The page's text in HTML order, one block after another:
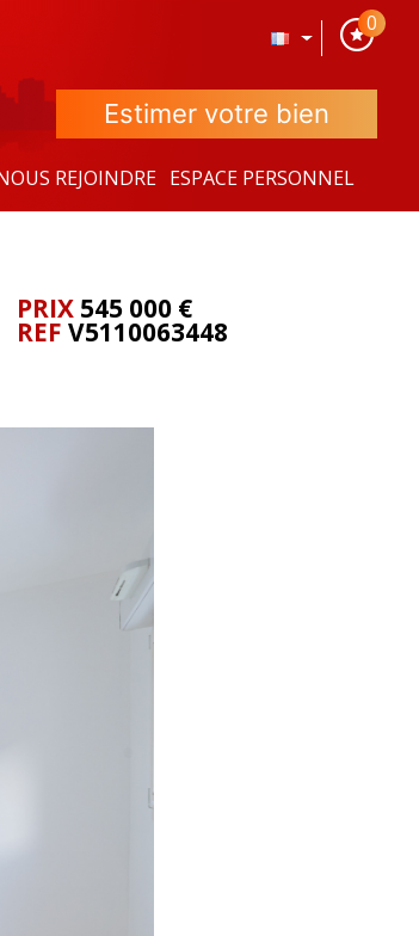
REJOINDRE ESPACE PERSONNEL
0
Estimer votre bien
PRIX 545 000 €
REF V5110063448